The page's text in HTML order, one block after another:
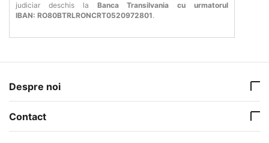
judiciar deschis la Banca Transilvania cu urmatorul
IBAN: RO80BTRLRONCRT0520972801.
Despre noi
Contact